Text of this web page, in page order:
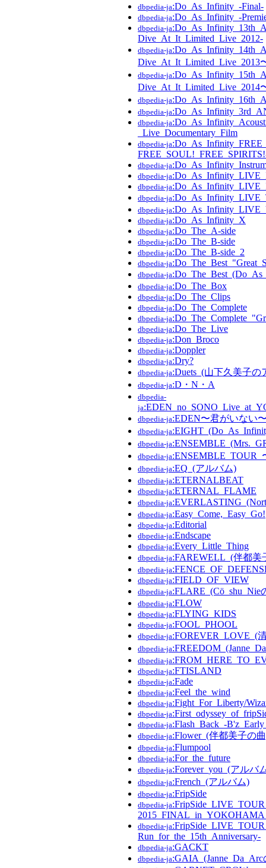
dbpedia-ja:Do_As_Infinity_-Final-
dbpedia-ja:Do_As_Infinity_-
dbpedia-ja
Dive_At_It_Limited_Live_2012-
dbpedia-ja
Dive_At_It_Limited_Live_2013
dbpedia-ja
Dive_At_It_Limited_Live_2014
dbpedia-ja
dbpedia-ja
dbpedia-ja
_Live_Documentary_Film
dbpedia-ja
dbpedia-ja
dbpedia-ja
dbpedia-ja
dbpedia-ja
dbpedia-ja
dbpedia-ja:Do_As_Infinity_X
dbpedia-ja:Do_The_A-side
dbpedia-ja:Do_The_B-side
dbpedia-ja:Do_The_B-side_2
dbpedia-ja
dbpedia-ja
dbpedia-ja:Do_The_Box
dbpedia-ja:Do_The_Clips
dbpedia-ja:Do_The_Complete
dbpedia-ja
dbpedia-ja:Do_The_Live
dbpedia-ja:Don_Broco
dbpedia-ja:Doppler
dbpedia-ja:Dry?
dbpedia-ja:Duets_(山下久美子の
dbpedia-ja:D・N・A
dbpedia-
ja
dbpedia-ja:EDEN〜君がいない
dbpedia-ja
dbpedia-ja
dbpedia-ja
dbpedia-ja:EQ_(アルバム)
dbpedia-ja:ETERNALBEAT
dbpedia-ja:ETERNAL_FLAME
dbpedia-ja
dbpedia-ja:Easy_Come,_Easy_Go!
dbpedia-ja:Editorial
dbpedia-ja:Endscape
dbpedia-ja:Every_Little_Thing
dbpedia-ja:FAREWELL_(伴都美
dbpedia-ja
dbpedia-ja:FIELD_OF_VIEW
dbpedia-ja:FLARE_(Cö_shu_Nie
dbpedia-ja:FLOW
dbpedia-ja:FLYING_KIDS
dbpedia-ja:FOOL_PHOOL
dbpedia-ja:FOREVER_LOVE_(
dbpedia-ja
dbpedia-ja
dbpedia-ja:FTISLAND
dbpedia-ja:Fade
dbpedia-ja:Feel_the_wind
dbpedia-ja:Fight_For_Liberty/
dbpedia-ja
dbpedia-ja:Flash_Back_-
dbpedia-ja:Flower_(伴都美子の
dbpedia-ja:Flumpool
dbpedia-ja:For_the_future
dbpedia-ja:Forever_you_(アルバ
dbpedia-ja:French_(アルバム)
dbpedia-ja:FripSide
dbpedia-ja
dbpedia-ja
Run_for_the_15th_Anniversary-
dbpedia-ja:GACKT
dbpedia-ja